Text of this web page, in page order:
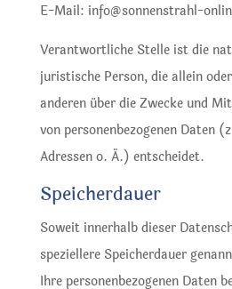
E-Mail: info@sonnenstrahl-
Verantwortliche Stelle ist die
juristische Person, die allein
anderen über die Zwecke und
von personenbezogenen Daten
Adressen o. Ä.) entscheidet.
Speicherdauer
Soweit innerhalb dieser
speziellere Speicherdauer
Ihre personenbezogenen Daten